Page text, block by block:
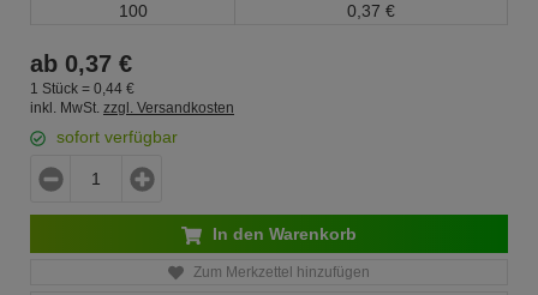
100
0, 37 €
ab 0,37 €
1 Stück = 0, 44 €
inkl. MwSt. zzgl. Versandkosten
sofort verfügbar
In den Warenkorb
Zum Merkzettel hinzufügen